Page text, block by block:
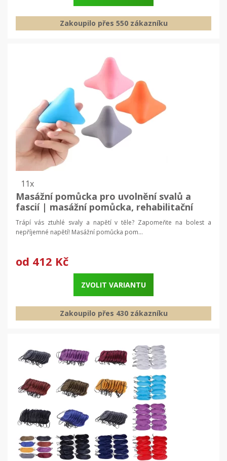
Zakoupilo přes 550 zákazníku
11x
Masážní pomůcka pro uvolnění svalů a
fascií | masážní pomůcka, rehabilitační
míček
Trápí vás ztuhlé svaly a napětí v těle? Zapomeňte na bolest a
nepříjemné napětí! Masážní pomůcka pom...
od 412 Kč
ZVOLIT VARIANTU
Zakoupilo přes 430 zákazníku